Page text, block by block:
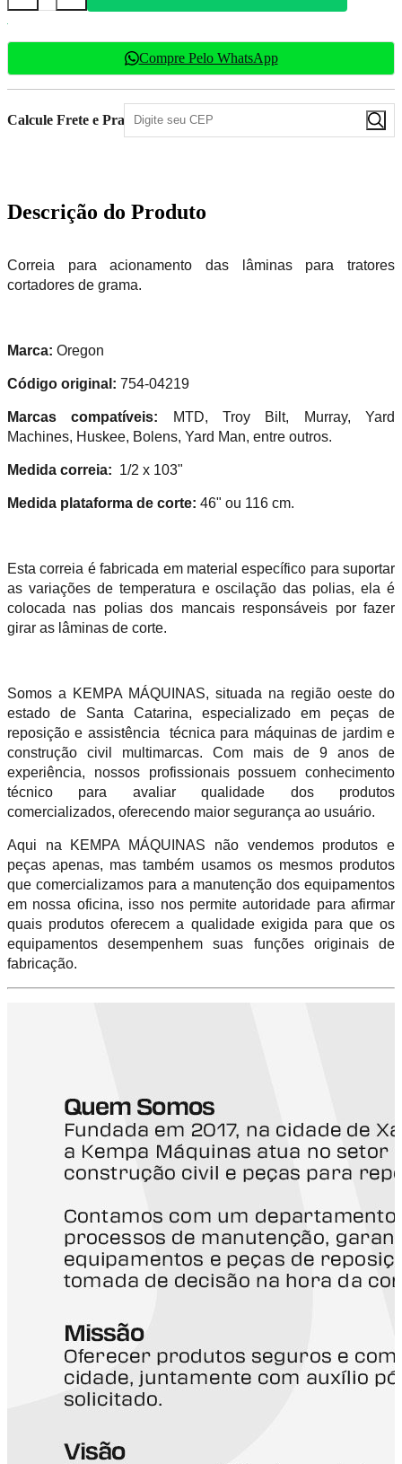
Compre Pelo WhatsApp
Calcule Frete e Prazo
Descrição do Produto
Correia para acionamento das lâminas para tratores
cortadores de grama.
Marca: Oregon
Código original: 754-04219
Marcas compatíveis: MTD, Troy Bilt, Murray, Yard
Machines, Huskee, Bolens, Yard Man, entre outros.
Medida correia: 1/2 x 103"
Medida plataforma de corte: 46" ou 116 cm.
Esta correia é fabricada em material específico para suportar
as variações de temperatura e oscilação das polias, ela é
colocada nas polias dos mancais responsáveis por fazer
girar as lâminas de corte.
Somos a KEMPA MÁQUINAS, situada na região oeste do
estado de Santa Catarina, especializado em peças de
reposição e assistência técnica para máquinas de jardim e
construção civil multimarcas. Com mais de 9 anos de
experiência, nossos profissionais possuem conhecimento
técnico para avaliar qualidade dos produtos
comercializados, oferecendo maior segurança ao usuário.
Aqui na KEMPA MÁQUINAS não vendemos produtos e
peças apenas, mas também usamos os mesmos produtos
que comercializamos para a manutenção dos equipamentos
em nossa oficina, isso nos permite autoridade para afirmar
quais produtos oferecem a qualidade exigida para que os
equipamentos desempenhem suas funções originais de
fabricação.